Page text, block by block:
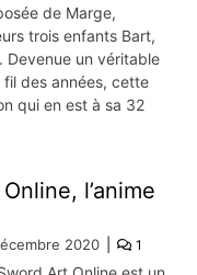
de Marge,
trois enfants Bart,
Devenue un véritable
fil des années, cette
qui en est à sa 32
l’anime
2020 1